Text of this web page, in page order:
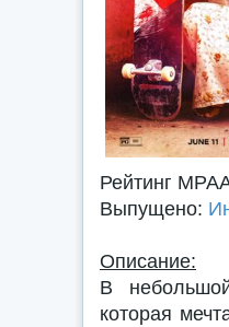
Рейтинг
Выпущено:
Описание:
В
которая